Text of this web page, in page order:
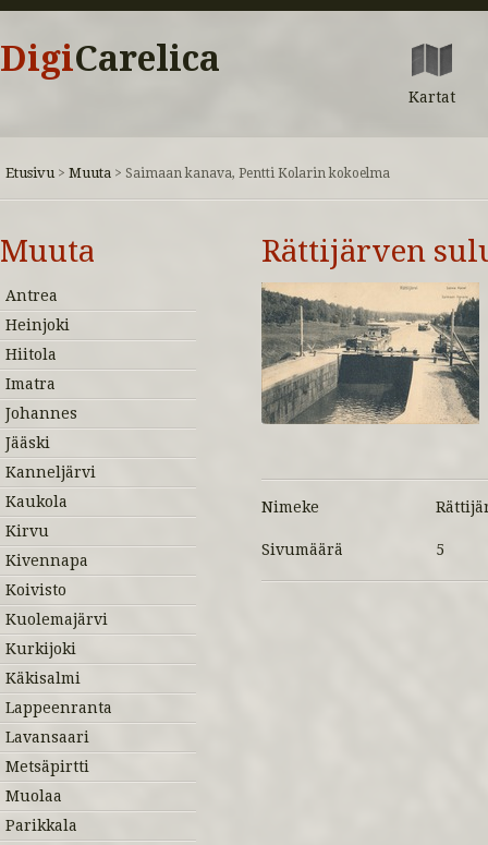
DigiCarelica
Kartat
Etusivu > Muuta > Saimaan kanava, Pentti Kolarin kokoelma
Muuta
Antrea
Heinjoki
Hiitola
Imatra
Johannes
Jääski
Kanneljärvi
Kaukola
Kirvu
Kivennapa
Koivisto
Kuolemajärvi
Kurkijoki
Käkisalmi
Lappeenranta
Lavansaari
Metsäpirtti
Muolaa
Parikkala
Rättijärven
Nimeke
Sivumäärä 5